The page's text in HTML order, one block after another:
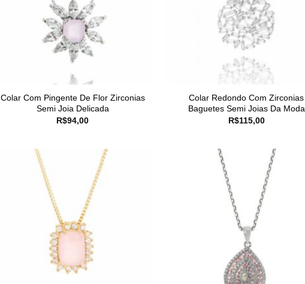
Colar Com Pingente De Flor Zirconias
Semi Joia Delicada
R$94,00
Colar Redondo Com Zirconias
Baguetes Semi Joias Da Moda
R$115,00